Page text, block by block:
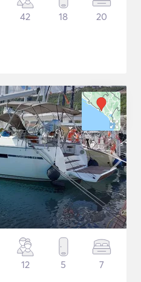
42 18 20
12 5 7